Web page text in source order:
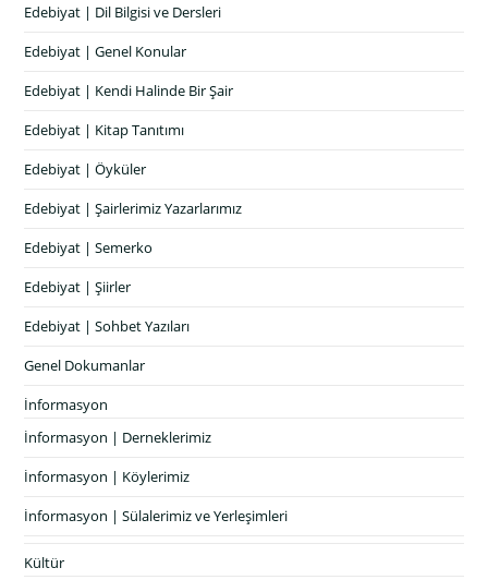
Edebiyat | Dil Bilgisi ve Dersleri
Edebiyat | Genel Konular
Edebiyat | Kendi Halinde Bir Şair
Edebiyat | Kitap Tanıtımı
Edebiyat | Öyküler
Edebiyat | Şairlerimiz Yazarlarımız
Edebiyat | Semerko
Edebiyat | Şiirler
Edebiyat | Sohbet Yazıları
Genel Dokumanlar
İnformasyon
İnformasyon | Derneklerimiz
İnformasyon | Köylerimiz
İnformasyon | Sülalerimiz ve Yerleşimleri
Kültür